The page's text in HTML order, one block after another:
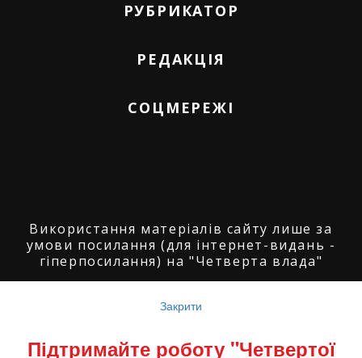
РУБРИКАТОР
РЕДАКЦІЯ
СОЦМЕРЕЖІ
Використання матеріалів сайту лише за
умови посилання (для інтернет-видань -
гіперпосилання) на "Четверта влада"
"Четверта влада": 2008-2026.
Володимир Торбіч: 2008-2026.
Закрити
Підтримайте роботу "Четвертої